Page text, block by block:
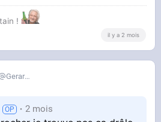
!
il y a 2 mois
Gerardlevain
2 mois